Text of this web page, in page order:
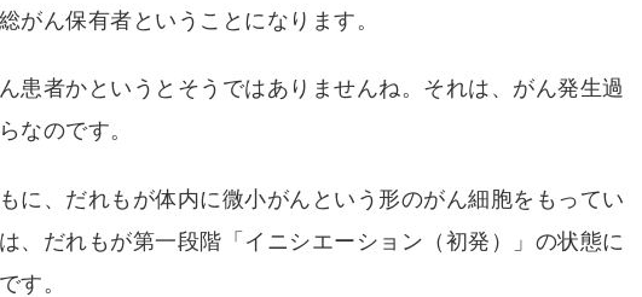
がん保有者ということになります。
患者かというとそうではありませんね。それは、がん発生過
なのです。
に、だれもが体内に微小がんという形のがん細胞をもってい
、だれもが第一段階「イニシエーション（初発）」の状態に
す。